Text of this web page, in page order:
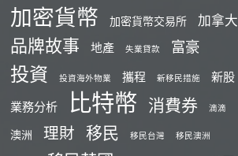
加密貨幣 加密貨幣交易所 加拿大
品牌故事 地產 失業貸款 富豪
投資 投資海外物業 攜程 新移民措施
新股
業務分析
比特幣 消費券 滴滴
澳洲 理財 移民 移民台灣 移民澳洲